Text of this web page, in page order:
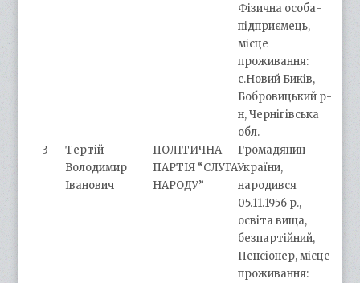
Фізична особа-
підприємець,
місце
проживання:
с.Новий Биків,
Бобровицький р-
н, Чернігівська
обл.
3
Тертій
Володимир
Іванович
ПОЛІТИЧНА
ПАРТІЯ “СЛУГА
НАРОДУ”
Громадянин
України,
народився
05.11.1956 р.,
освіта вища,
безпартійний,
Пенсіонер, місце
проживання: